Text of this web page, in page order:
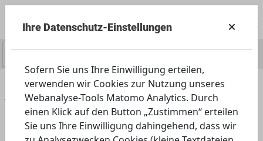
Home Angebot
Schule
Weiterführende Schulen
8., 9. und 10. Jahrgangsstufe
Ihre Datenschutz-Einstellungen
Sofern Sie uns Ihre Einwilligung erteilen,
verwenden wir Cookies zur Nutzung unseres
Webanalyse-Tools Matomo Analytics. Durch
einen Klick auf den Button „Zustimmen“ erteilen
Sie uns Ihre Einwilligung dahingehend, dass wir